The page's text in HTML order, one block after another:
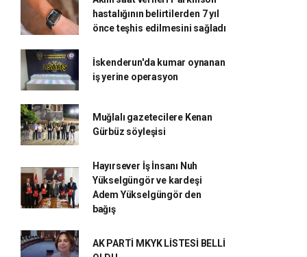
hastalığının belirtilerden 7 yıl
önce teşhis edilmesini sağladı
İskenderun'da kumar oynanan
iş yerine operasyon
Muğlalı gazetecilere Kenan
Gürbüz söyleşisi
Hayırsever İş İnsanı Nuh
Yükselgüngör ve kardeşi
Adem Yükselgüngör den
bağış
AK PARTİ MKYK LİSTESİ BELLİ